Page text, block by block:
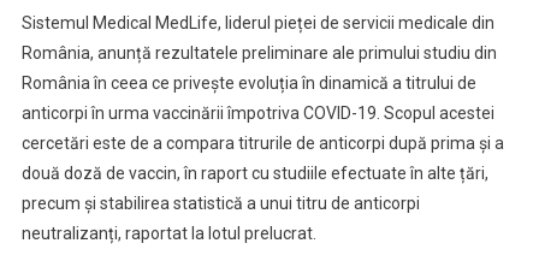
Anunță
Rezultatele
Preliminare
Ale
Primului
Studiu
Din
Sistemul Medical MedLife, liderul pieței de servicii medicale din
România, anunță rezultatele preliminare ale primului studiu din
România în ceea ce privește evoluția în dinamică a titrului de
anticorpi în urma vaccinării împotriva COVID-19. Scopul acestei
cercetări este de a compara titrurile de anticorpi după prima și a
două doză de vaccin, în raport cu studiile efectuate în alte țări,
precum și stabilirea statistică a unui titru de anticorpi
neutralizanți, raportat la lotul prelucrat.